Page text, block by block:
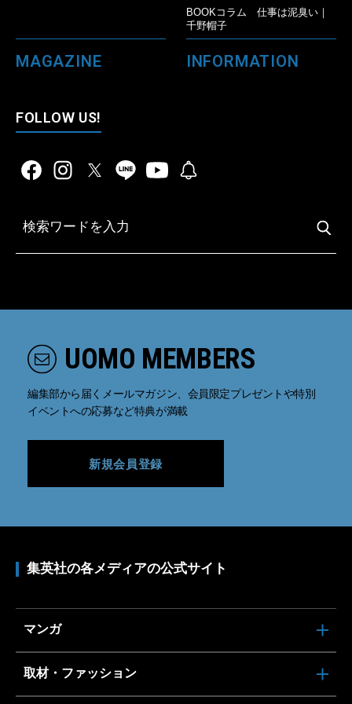
BOOKコラム 仕事は泥臭い｜
千野帽子
MAGAZINE INFORMATION
FOLLOW US!
UOMO MEMBERS
編集部から届くメールマガジン、会員限定プレゼントや特別
イベントへの応募など特典が満載
新規会員登録
集英社の各メディアの公式サイト
マンガ
取材・ファッション